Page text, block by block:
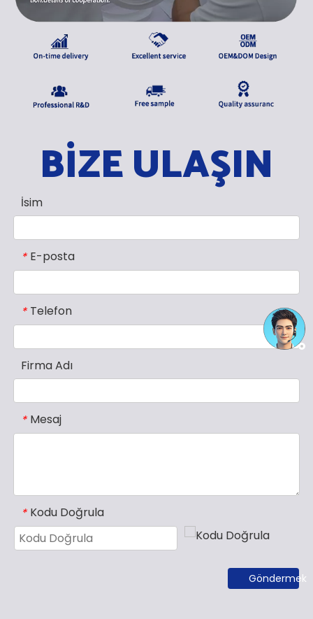
BİZE ULAŞIN
İsim
* E-posta
* Telefon
Firma Adı
* Mesaj
* Kodu Doğrula
Göndermek